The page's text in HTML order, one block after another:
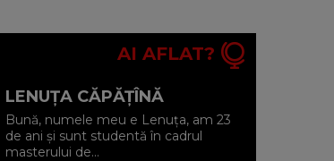
AI AFLAT?
LENUȚA CĂPĂȚÎNĂ
Bună, numele meu e Lenuța, am 23
de ani și sunt studentă în cadrul
masterului de...